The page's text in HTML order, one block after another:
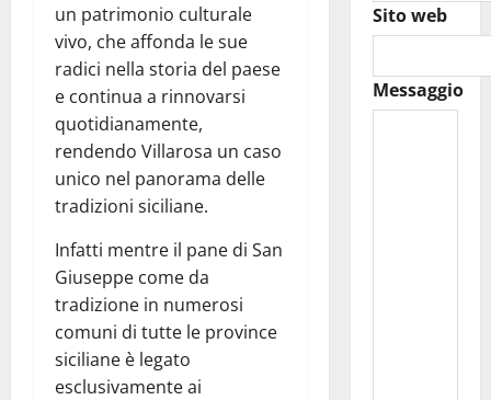
un patrimonio culturale
vivo, che affonda le sue
radici nella storia del paese
e continua a rinnovarsi
quotidianamente,
rendendo Villarosa un caso
unico nel panorama delle
tradizioni siciliane.
Infatti mentre il pane di San
Giuseppe come da
tradizione in numerosi
comuni di tutte le province
siciliane è legato
esclusivamente ai
Sito web
Messaggio